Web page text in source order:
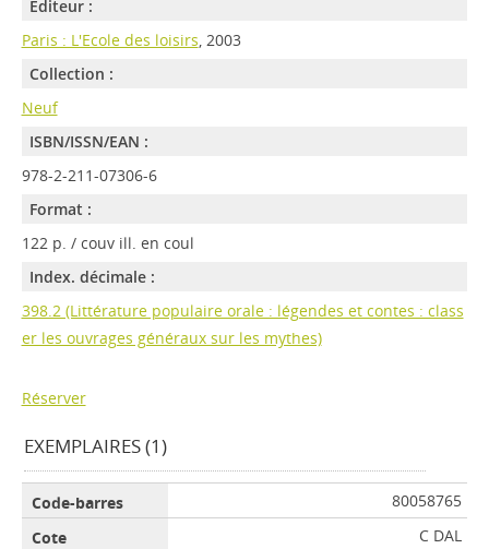
Editeur :
Paris : L'Ecole des loisirs, 2003
Collection :
Neuf
ISBN/ISSN/EAN :
978-2-211-07306-6
Format :
122 p. / couv ill. en coul
Index. décimale :
398.2 (Littérature populaire orale : légendes et contes : class
er les ouvrages généraux sur les mythes)
Réserver
EXEMPLAIRES (1)
80058765
C DAL